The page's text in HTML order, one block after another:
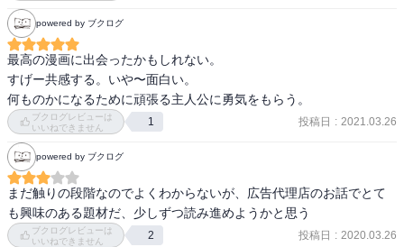
powered by ブクログ
最高の漫画に出会ったかもしれない。
すげー共感する。いや〜面白い。
何ものかになるために頑張る主人公に勇気をもらう。
ブクログレビューは
いいねできません
1 投稿日 : 2021.03.26
powered by ブクログ
まだ触りの段階なのでよくわからないが、広告代理店のお話でとて
も興味のある題材だ、少しずつ読み進めようかと思う
ブクログレビューは
いいねできません
2 投稿日 : 2020.03.26